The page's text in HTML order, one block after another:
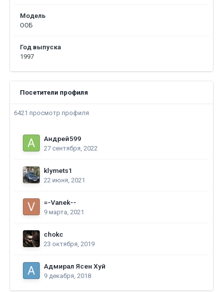
Модель
ООБ
Год выпуска
1997
Посетители профиля
6421 просмотр профиля
Андрей599
27 сентября, 2022
klymets1
22 июня, 2021
=-Vanek--
9 марта, 2021
chokc
23 октября, 2019
Адмирал Ясен Хуй
9 декабря, 2018